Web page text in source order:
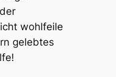
wohlfeile
gelebtes